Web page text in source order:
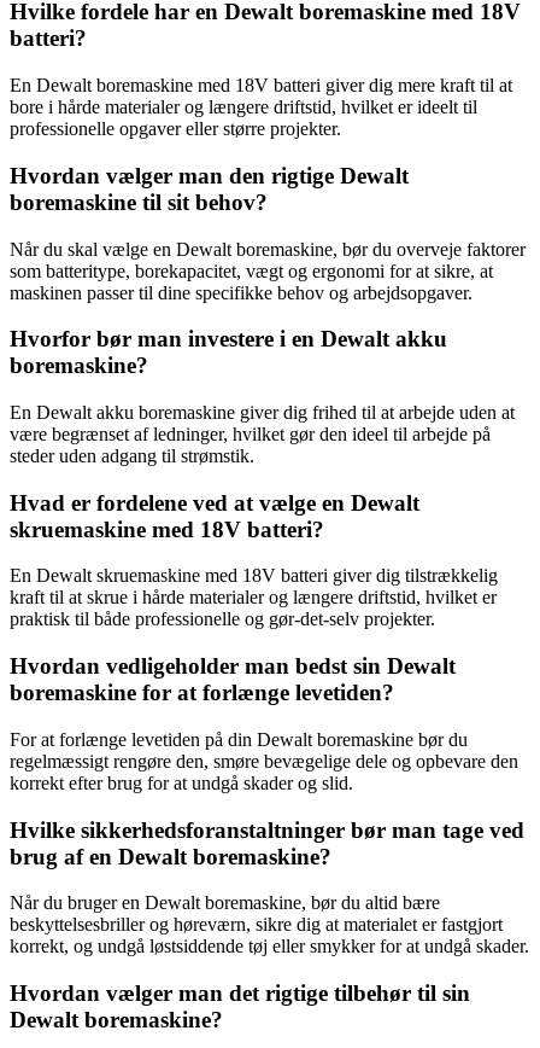
Hvilke fordele har en Dewalt boremaskine med 18V
batteri?
En Dewalt boremaskine med 18V batteri giver dig mere kraft til at
bore i hårde materialer og længere driftstid, hvilket er ideelt til
professionelle opgaver eller større projekter.
Hvordan vælger man den rigtige Dewalt
boremaskine til sit behov?
Når du skal vælge en Dewalt boremaskine, bør du overveje faktorer
som batteritype, borekapacitet, vægt og ergonomi for at sikre, at
maskinen passer til dine specifikke behov og arbejdsopgaver.
Hvorfor bør man investere i en Dewalt akku
boremaskine?
En Dewalt akku boremaskine giver dig frihed til at arbejde uden at
være begrænset af ledninger, hvilket gør den ideel til arbejde på
steder uden adgang til strømstik.
Hvad er fordelene ved at vælge en Dewalt
skruemaskine med 18V batteri?
En Dewalt skruemaskine med 18V batteri giver dig tilstrækkelig
kraft til at skrue i hårde materialer og længere driftstid, hvilket er
praktisk til både professionelle og gør-det-selv projekter.
Hvordan vedligeholder man bedst sin Dewalt
boremaskine for at forlænge levetiden?
For at forlænge levetiden på din Dewalt boremaskine bør du
regelmæssigt rengøre den, smøre bevægelige dele og opbevare den
korrekt efter brug for at undgå skader og slid.
Hvilke sikkerhedsforanstaltninger bør man tage ved
brug af en Dewalt boremaskine?
Når du bruger en Dewalt boremaskine, bør du altid bære
beskyttelsesbriller og høreværn, sikre dig at materialet er fastgjort
korrekt, og undgå løstsiddende tøj eller smykker for at undgå skader.
Hvordan vælger man det rigtige tilbehør til sin
Dewalt boremaskine?